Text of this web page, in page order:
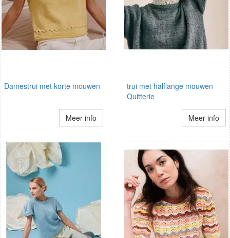
Damestrui met korte mouwen
Meer info
trui met halflange mouwen
Quitterie
Meer info